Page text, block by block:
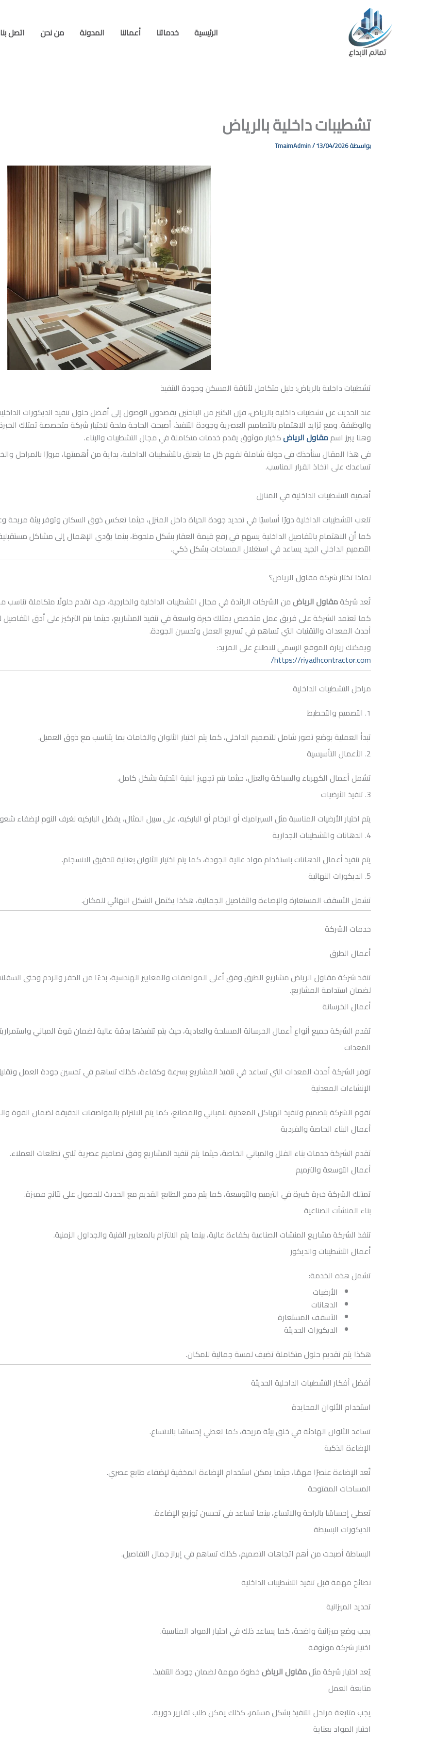
الرئيسية خدماتنا أعمالنا المدونة من نحن اتصل بنا
تشطيبات داخلية بالرياض
بواسطة TmaimAdmin/13/04/2026
تشطيبات داخلية بالرياض: دليل متكامل لأناقة المسكن وجودة التنفيذ
عند الحديث عن تشطيبات داخلية بالرياض، فإن الكثير من الباحثين يقصدون الوصول إلى أفضل حلول تنفيذ الديكورات
والوظيفة. ومع تزايد الاهتمام بالتصاميم العصرية وجودة التنفيذ، أصبحت الحاجة ملحة لاختيار شركة متخصصة تمتلك
وهنا يبرز اسممقاول الرياضكخيار موثوق يقدم خدمات متكاملة في مجال التشطيبات والبناء.
في هذا المقال سنأخذك في جولة شاملة لفهم كل ما يتعلق بالتشطيبات الداخلية، بداية من أهميتها، مرورًا بالمراحل
تساعدك على اتخاذ القرار المناسب.
أهمية التشطيبات الداخلية في المنازل
تلعب التشطيبات الداخلية دورًا أساسيًا في تحديد جودة الحياة داخل المنزل، حيثما تعكس ذوق السكان وتوفر بيئة
كما أن الاهتمام بالتفاصيل الداخلية يسهم في رفع قيمة العقار بشكل ملحوظ، بينما يؤدي الإهمال إلى مشاكل
التصميم الداخلي الجيد يساعد في استغلال المساحات بشكل ذكي.
لماذا تختار شركة مقاول الرياض؟
تُعد شركةمقاول الرياضمن الشركات الرائدة في مجال التشطيبات الداخلية والخارجية، حيث تقدم حلولًا متكاملة تناسب
كما تعتمد الشركة على فريق عمل متخصص يمتلك خبرة واسعة في تنفيذ المشاريع، حيثما يتم التركيز على أدق التفاصيل
أحدث المعدات والتقنيات التي تساهم في تسريع العمل وتحسين الجودة.
ويمكنك زيارة الموقع الرسمي للاطلاع على المزيد:
https://riyadhcontractor.com/
مراحل التشطيبات الداخلية
1. التصميم والتخطيط
تبدأ العملية بوضع تصور شامل للتصميم الداخلي، كما يتم اختيار الألوان والخامات بما يتناسب مع ذوق العميل.
2. الأعمال التأسيسية
تشمل أعمال الكهرباء والسباكة والعزل، حيثما يتم تجهيز البنية التحتية بشكل كامل.
3. تنفيذ الأرضيات
يتم اختيار الأرضيات المناسبة مثل السيراميك أو الرخام أو الباركيه، على سبيل المثال، يفضل الباركيه لغرف النوم لإضفاء
4. الدهانات والتشطيبات الجدارية
يتم تنفيذ أعمال الدهانات باستخدام مواد عالية الجودة، كما يتم اختيار الألوان بعناية لتحقيق الانسجام.
5. الديكورات النهائية
تشمل الأسقف المستعارة والإضاءة والتفاصيل الجمالية، هكذا يكتمل الشكل النهائي للمكان.
خدمات الشركة
أعمال الطرق
تنفذ شركة مقاول الرياض مشاريع الطرق وفق أعلى المواصفات والمعايير الهندسية، بدءًا من الحفر والردم وحتى السفلتة
لضمان استدامة المشاريع.
أعمال الخرسانة
تقدم الشركة جميع أنواع أعمال الخرسانة المسلحة والعادية، حيث يتم تنفيذها بدقة عالية لضمان قوة المباني
المعدات
توفر الشركة أحدث المعدات التي تساعد في تنفيذ المشاريع بسرعة وكفاءة، كذلك تساهم في تحسين جودة العمل
الإنشاءات المعدنية
تقوم الشركة بتصميم وتنفيذ الهياكل المعدنية للمباني والمصانع، كما يتم الالتزام بالمواصفات الدقيقة لضمان القوة
أعمال البناء الخاصة والفردية
تقدم الشركة خدمات بناء الفلل والمباني الخاصة، حيثما يتم تنفيذ المشاريع وفق تصاميم عصرية تلبي تطلعات العملاء.
أعمال التوسعة والترميم
تمتلك الشركة خبرة كبيرة في الترميم والتوسعة، كما يتم دمج الطابع القديم مع الحديث للحصول على نتائج مميزة.
بناء المنشآت الصناعية
تنفذ الشركة مشاريع المنشآت الصناعية بكفاءة عالية، بينما يتم الالتزام بالمعايير الفنية والجداول الزمنية.
أعمال التشطيبات والديكور
تشمل هذه الخدمة:
الأرضيات
الدهانات
الأسقف المستعارة
الديكورات الحديثة
هكذا يتم تقديم حلول متكاملة تضيف لمسة جمالية للمكان.
أفضل أفكار التشطيبات الداخلية الحديثة
استخدام الألوان المحايدة
تساعد الألوان الهادئة في خلق بيئة مريحة، كما تعطي إحساسًا بالاتساع.
الإضاءة الذكية
تُعد الإضاءة عنصرًا مهمًا، حيثما يمكن استخدام الإضاءة المخفية لإضفاء طابع عصري.
المساحات المفتوحة
تعطي إحساسًا بالراحة والاتساع، بينما تساعد في تحسين توزيع الإضاءة.
الديكورات البسيطة
البساطة أصبحت من أهم اتجاهات التصميم، كذلك تساهم في إبراز جمال التفاصيل.
نصائح مهمة قبل تنفيذ التشطيبات الداخلية
تحديد الميزانية
يجب وضع ميزانية واضحة، كما يساعد ذلك في اختيار المواد المناسبة.
اختيار شركة موثوقة
يُعد اختيار شركة مثلمقاول الرياضخطوة مهمة لضمان جودة التنفيذ.
متابعة العمل
يجب متابعة مراحل التنفيذ بشكل مستمر، كذلك يمكن طلب تقارير دورية.
اختيار المواد بعناية